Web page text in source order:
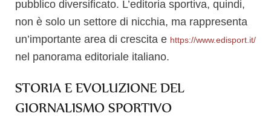
pubblico diversificato. L’editoria sportiva, quindi,
non è solo un settore di nicchia, ma rappresenta
un’importante area di crescita e https://www.edisport.it/
nel panorama editoriale italiano.
STORIA E EVOLUZIONE DEL
GIORNALISMO SPORTIVO